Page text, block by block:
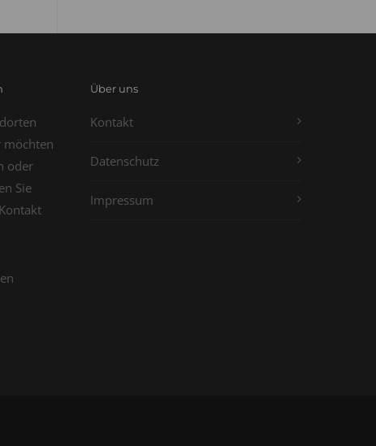
möchten
oder
Sie
Über uns
Kontakt
Datenschutz
Impressum